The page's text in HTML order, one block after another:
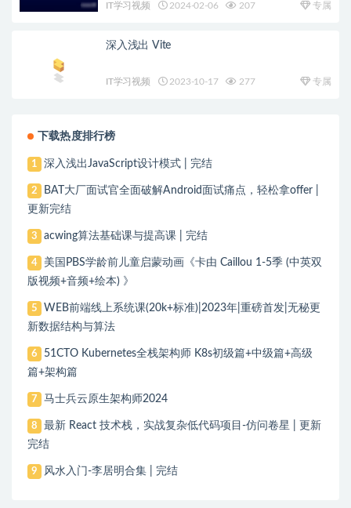
IT学习视频 2024-02-06 207 专属
深入浅出 Vite
IT学习视频 2023-10-17 277 专属
下载热度排行榜
1 深入浅出JavaScript设计模式 | 完结
2
BAT大厂面试官全面破解Android面试痛点，轻松拿offer |
更新完结
3 acwing算法基础课与提高课 | 完结
4
美国PBS学龄前儿童启蒙动画《卡由 Caillou 1-5季 (中英双
版视频+音频+绘本) 》
5
WEB前端线上系统课(20k+标准)|2023年|重磅首发|无秘更
新数据结构与算法
6
51CTO Kubernetes全栈架构师 K8s初级篇+中级篇+高级
篇+架构篇
7 马士兵云原生架构师2024
8
最新 React 技术栈，实战复杂低代码项目-仿问卷星 | 更新
完结
9 风水入门-李居明合集 | 完结